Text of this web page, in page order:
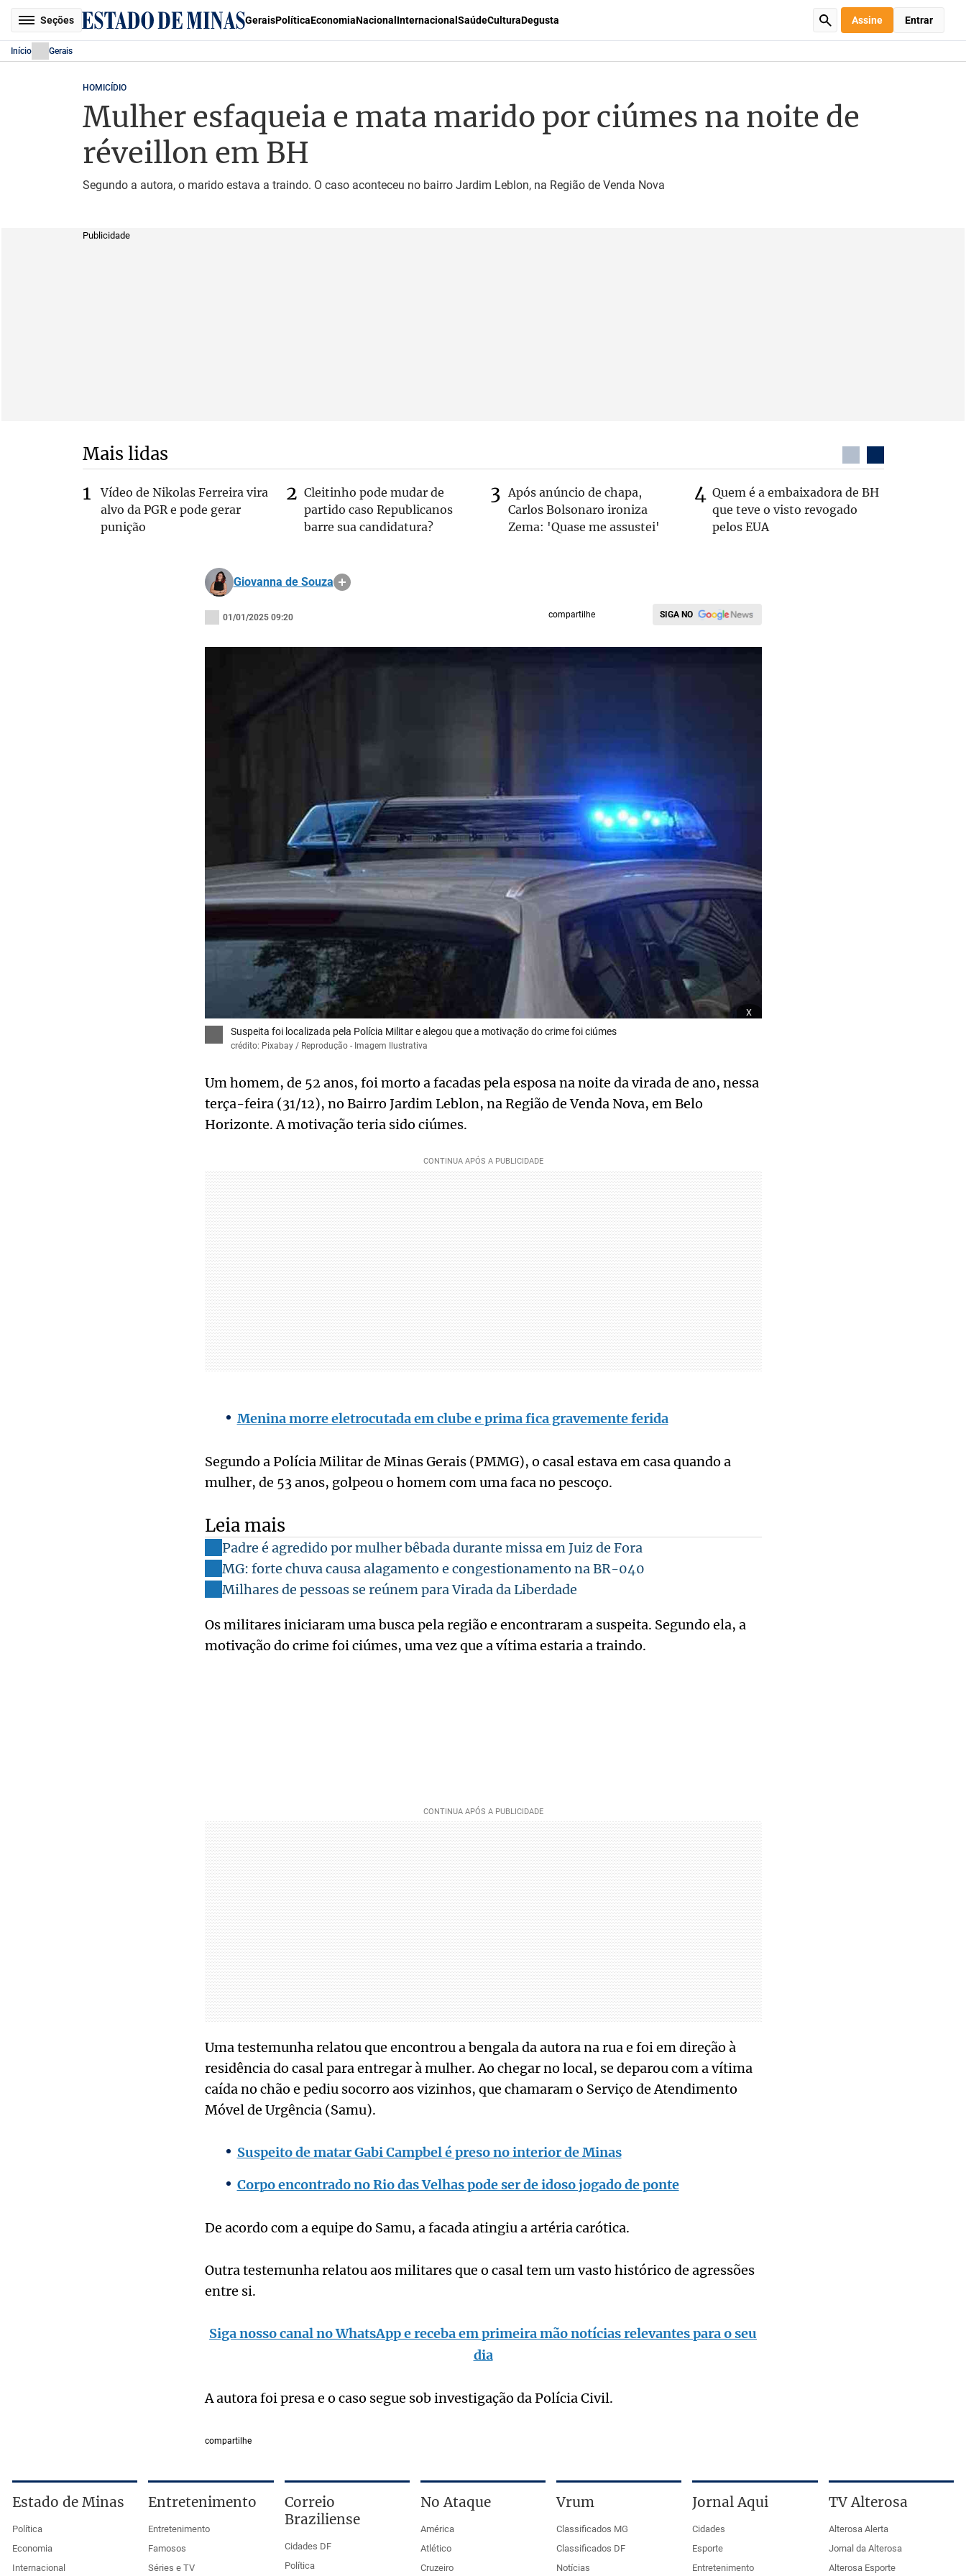
Seções GeraisPolíticaEconomiaNacional Internacional SaúdeCulturaDegusta Assine Entrar
Início Gerais
HOMICÍDIO
Mulher esfaqueia e mata marido por ciúmes na noite de
réveillon em BH
Segundo a autora, o marido estava a traindo. O caso aconteceu no bairro Jardim Leblon, na Região de Venda Nova
Publicidade
Mais lidas
Vídeo de Nikolas Ferreira vira
alvo da PGR e pode gerar
punição
Cleitinho pode mudar de
partido caso Republicanos
barre sua candidatura?
Após anúncio de chapa,
Carlos Bolsonaro ironiza
Zema: 'Quase me assustei'
Quem é a embaixadora de BH
que teve o visto revogado
pelos EUA
Giovanna de Souza
01/01/2025 09:20 compartilhe SIGA NO
x
Suspeita foi localizada pela Polícia Militar e alegou que a motivação do crime foi ciúmes
crédito: Pixabay / Reprodução - Imagem Ilustrativa
Um homem, de 52 anos, foi morto a facadas pela esposa na noite da virada de ano, nessa
terça-feira (31/12), no Bairro Jardim Leblon, na Região de Venda Nova, em Belo
Horizonte. A motivação teria sido ciúmes.
Menina morre eletrocutada em clube e prima fica gravemente ferida
Segundo a Polícia Militar de Minas Gerais (PMMG), o casal estava em casa quando a
mulher, de 53 anos, golpeou o homem com uma faca no pescoço.
Leia mais
Padre é agredido por mulher bêbada durante missa em Juiz de Fora
MG: forte chuva causa alagamento e congestionamento na BR-040
Milhares de pessoas se reúnem para Virada da Liberdade
Os militares iniciaram uma busca pela região e encontraram a suspeita. Segundo ela, a
motivação do crime foi ciúmes, uma vez que a vítima estaria a traindo.
Uma testemunha relatou que encontrou a bengala da autora na rua e foi em direção à
residência do casal para entregar à mulher. Ao chegar no local, se deparou com a vítima
caída no chão e pediu socorro aos vizinhos, que chamaram o Serviço de Atendimento
Móvel de Urgência (Samu).
Suspeito de matar Gabi Campbel é preso no interior de Minas
Corpo encontrado no Rio das Velhas pode ser de idoso jogado de ponte
De acordo com a equipe do Samu, a facada atingiu a artéria carótica.
Outra testemunha relatou aos militares que o casal tem um vasto histórico de agressões
entre si.
Siga nosso canal no WhatsApp e receba em primeira mão notícias relevantes para o seu
dia
A autora foi presa e o caso segue sob investigação da Polícia Civil.
compartilhe
Estado de Minas
Política
Economia
Internacional
Entretenimento
Entretenimento
Famosos
Séries e TV
Correio
Braziliense
Cidades DF
Política
No Ataque
América
Atlético
Cruzeiro
Vrum
Classificados MG
Classificados DF
Notícias
Jornal Aqui
Cidades
Esporte
Entretenimento
TV Alterosa
Alterosa Alerta
Jornal da Alterosa
Alterosa Esporte